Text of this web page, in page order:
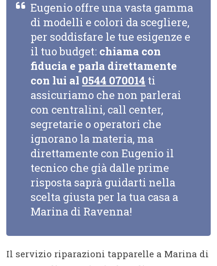
Eugenio offre una vasta gamma
di modelli e colori da scegliere,
per soddisfare le tue esigenze e
il tuo budget: chiama con
fiducia e parla direttamente
con lui al 0544 070014 ti
assicuriamo che non parlerai
con centralini, call center,
segretarie o operatori che
ignorano la materia, ma
direttamente con Eugenio il
tecnico che già dalle prime
risposta saprà guidarti nella
scelta giusta per la tua casa a
Marina di Ravenna!
Il servizio riparazioni tapparelle a Marina di